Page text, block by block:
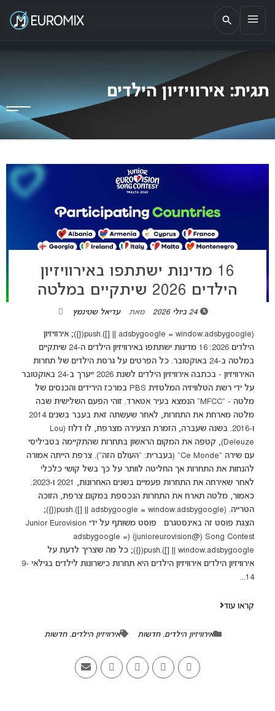
EUROMIX
אתר הבית של האירוויזיון בישראל
תגית: אירוויזיון הילדים
16 מדינות ישתתפו באירוויזיון
הילדים 2026 שיתקיים במלטה
24 ביולי 2026 מאת עדיאל שטינמץ
(adsbygoogle = window.adsbygoogle || []).push({}); אירוויזיון
הילדים 2026: 16 מדינות ישתתפו באירוויזיון הילדים ה-24 שיתקיים
במלטה ב-24 באוקטובר. כל הפרטים על גרסת הילדים של תחרות
האירוויזיון - בכתבה אירוויזיון הילדים לשנת 2026 ייערך ב-24 באוקטובר
על ידי רשת הטלוויזיה המלטזית PBS במרכז הירידים והכנסים של
מלטה - "MFCC" הנמצא בעיר אטארד. זוהי הפעם השלישית שבה
מלטה מארחת את התחרות, לאחר שעשתה זאת בעבר בשנים 2014
ו-2016. בשנה שעברה, הזמרת הצעירה מצרפת, לו דלוז (Lou
Deleuze), קטפה את המקום הראשון בתחרות שהתקיימה בטביליסי
עם שירה "Ce Monde" (בעברית: "העולם הזה"). צרפת הייתה אמורה
להנחות את התחרות אך החליטה לוותר על כך בשל קושי כלכלי
לאחר שאירחה את התחרות פעמיים בשנים האחרונות, 2021 ו-2023.
כאמור, מלטה תארח את התחרות הנכספת במקום צרפת, הזוכה
הטרייה. (adsbygoogle = window.adsbygoogle || []).push({});
הצגת פוסט זה באינסטגרם ‏‎פוסט משותף על ידי ‏‎Junior Eurovision
Song Contest‎‏ (@‏‎junioreurovision‎‏)‎‏ (adsbygoogle =
window.adsbygoogle || []).push({}); כל מה שצריך לדעת על
אירוויזיון הילדים אירוויזיון הילדים היא תחרות כישרונות לילדים בגילאי 9-
14...
קראו עוד
אירוויזיון הילדים,חדשות אירוויזיון הילדים,חדשות